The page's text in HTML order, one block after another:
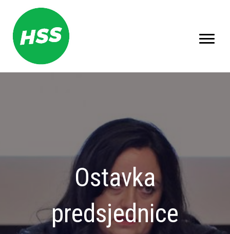
Ostavka
predsjednice